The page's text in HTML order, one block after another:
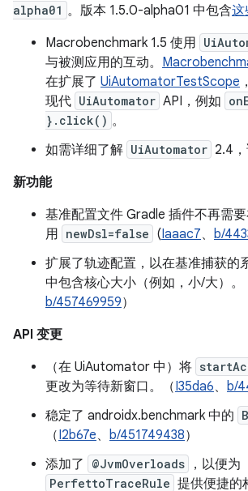
alpha01 。版本 1.5.0-alpha01 中包含这
Macrobenchmark 1.5 使用
与被测应用的互动。
在扩展了 UiAutomatorTestScope
现代 UiAutomator API，例如
}.click() 。
如需详细了解 UiAutomator 2.4
新功能
基准配置文件 Gradle 插件不再需
用 newDsl=false (Iaaac7、 b/
扩展了轨迹配置，以在基准捕获的
中包含核心大小（例如，小/大）。
b/457469959）
API 变更
（在 UiAutomator 中）将
更改为等待新窗口。（I35da6、 b/
稳定了 androidx.benchmark 中的
（I2b67e、 b/451749438）
添加了
@JvmOverloads ，以便为
PerfettoTraceRule 提供便捷的